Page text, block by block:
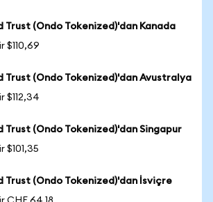
Trust (Ondo Tokenized)'dan Kanada
$110,69
Trust (Ondo Tokenized)'dan Avustralya
$112,34
Trust (Ondo Tokenized)'dan Singapur
$101,35
Trust (Ondo Tokenized)'dan İsviçre